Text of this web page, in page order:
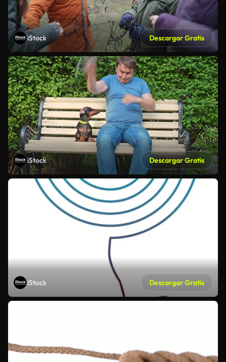
iStock Descargar Gratis
iStock Descargar Gratis
iStock Descargar Gratis